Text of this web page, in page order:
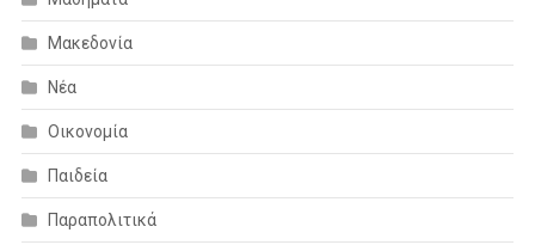
Μακεδονία
Νέα
Οικονομία
Παιδεία
Παραπολιτικά